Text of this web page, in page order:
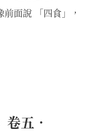
前面說 「四食」，
卷五．